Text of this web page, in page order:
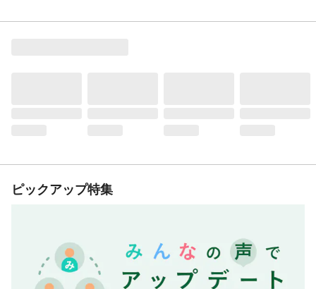
ピックアップ特集